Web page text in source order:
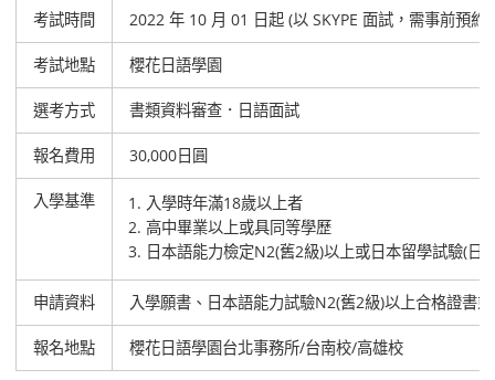
考試時間 2022 年 10 月 01 日起 (以 SKYPE 面試，需事前預約
考試地點 櫻花日語學園
選考方式 書類資料審查．日語面試
報名費用 30,000日圓
入學基準
入學時年滿18歲以上者
高中畢業以上或具同等學歷
日本語能力檢定N2(舊2級)以上或日本留學試驗(日
申請資料 入學願書、日本語能力試驗N2(舊2級)以上合格證書
報名地點 櫻花日語學園台北事務所/台南校/高雄校